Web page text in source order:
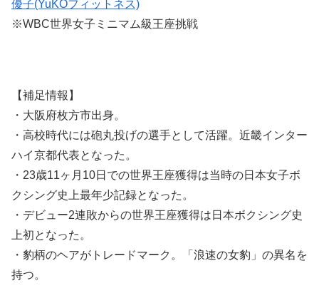
優子(YuKOフィットネス)
※WBC世界女子ミニマム級王座挑戦
【補足情報】
・大阪府枚方市出身。
・高校時代には砲丸投げの選手として活躍。近畿インター
ハイ京都代表となった。
・23歳11ヶ月10日での世界王座獲得は当時の日本女子ボ
クシング史上最年少記録となった。
・デビュー2連敗からの世界王座獲得は日本ボクシング史
上初となった。
・豹柄のヘアがトレードマーク。「浪速の女豹」の異名を
持つ。